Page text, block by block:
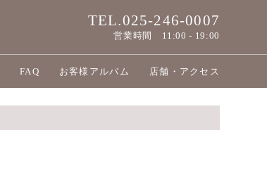
TEL.025-246-0007
営業時間 11:00 - 19:00
FAQ お客様アルバム 店舗・アクセス